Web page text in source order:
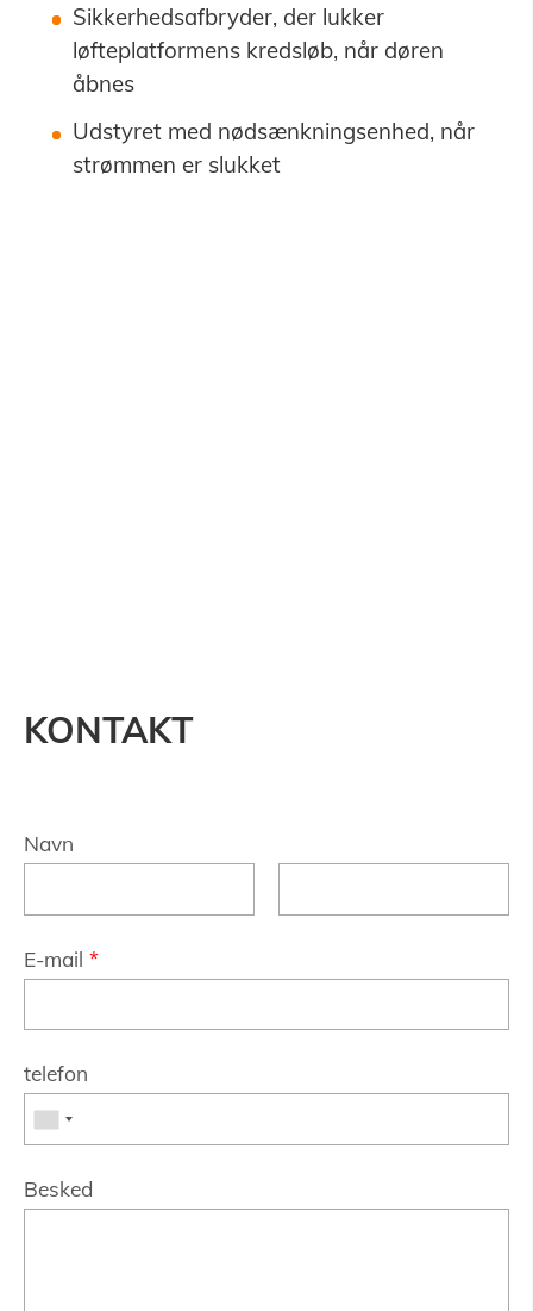
Sikkerhedsafbryder, der lukker
løfteplatformens kredsløb, når døren
åbnes
Udstyret med nødsænkningsenhed, når
strømmen er slukket
KONTAKT
Navn
E-mail *
telefon
Besked